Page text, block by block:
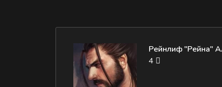
Рейнлиф "Рейна"
4